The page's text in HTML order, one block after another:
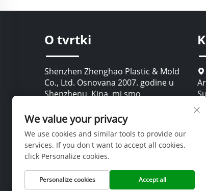
O tvrtki
Shenzhen Zhenghao Plastic & Mold
Co., Ltd. Osnovana 2007. godine u
Shenzhenu, Kina, mi smo
specijalizirao za razvoj i proizvodnju
kraj do kraja za prilagođene plastike
ambalaže.
We value your privacy
We use cookies and similar tools to provide our
services. If you don't want to accept all cookies,
click Personalize cookies.
Personalize cookies Accept all